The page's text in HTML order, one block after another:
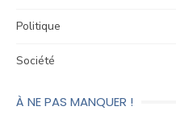
Politique
Société
À NE PAS MANQUER !